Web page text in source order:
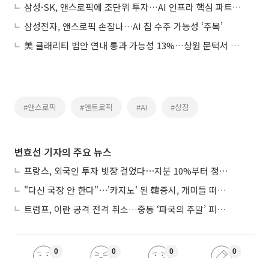
삼성·SK, 앤스로픽에 조단위 투자…AI 인프라 핵심 파트너 부상
삼성전자, 앤스로픽 손잡나…AI 칩 수주 가능성 ‘주목’
美 클래리티 법안 연내 통과 가능성 13%…상원 문턱서 제동
#앤스로픽 #앤트로픽 #AI #상장
변효선 기자의 주요 뉴스
프랑스, 외국인 투자 빗장 걸었다⋯지분 10%부터 정부가 승인
"다신 국장 안 한다"⋯'카지노' 된 韓증시, 개미들 떠난다
트럼프, 이란 공격 전격 취소…중동 ‘파국의 주말’ 피했다
0 0 0 0